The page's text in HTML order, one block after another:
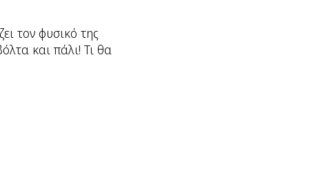
τον φυσικό της
και πάλι! Τι θα